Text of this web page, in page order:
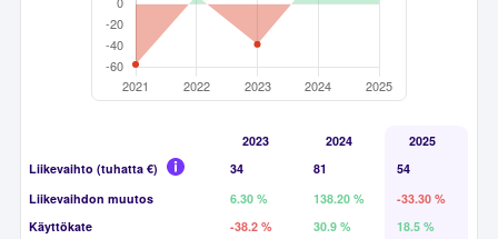
2023 2024
2025
Liikevaihto (tuhatta €)
34 81
54
Liikevaihdon muutos
6.30 % 138.20 %
-33.30 %
Käyttökate
-38.2 % 30.9 %
18.5 %